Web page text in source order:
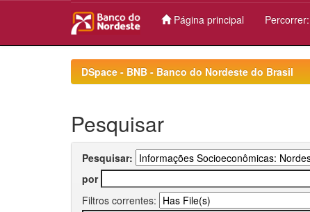
Página principal Percorrer:
DSpace - BNB - Banco do Nordeste do Brasil
Pesquisar
Pesquisar:
por
Filtros correntes: